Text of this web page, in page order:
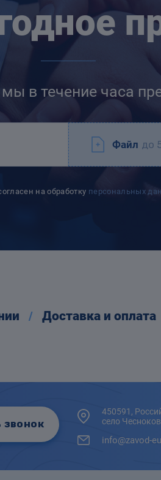
в течение часа
Файл до
на обработку персональных
Доставка и оплата
звонок
450591,
село
info@zavod-